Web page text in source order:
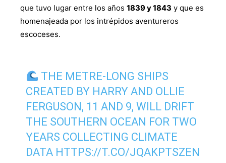
que tuvo lugar entre los años 1839 y 1843 y que es
homenajeada por los intrépidos aventureros
escoceses.
THE METRE-LONG SHIPS
CREATED BY HARRY AND OLLIE
FERGUSON, 11 AND 9, WILL DRIFT
THE SOUTHERN OCEAN FOR TWO
YEARS COLLECTING CLIMATE
DATA HTTPS://T.CO/JQAKPTSZEN